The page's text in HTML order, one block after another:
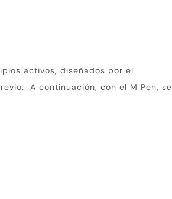
activos, diseñados por el
A continuación, con el M Pen, se